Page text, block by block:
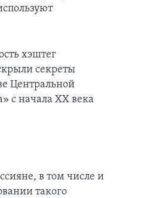
хэштег
секреты
Центральной
с начала ХХ века
в том числе и
такого